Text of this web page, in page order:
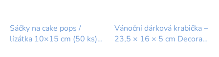
Sáčky na cake pops /
lízátka 10×15 cm (50 ks)
Vánoční dárková krabička –
23,5 × 16 × 5 cm Decora